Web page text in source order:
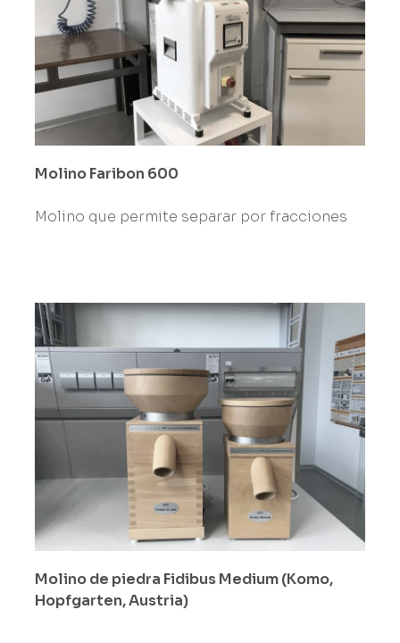
Molino Faribon 600
Molino que permite separar por fracciones
Molino de piedra Fidibus Medium (Komo,
Hopfgarten, Austria)